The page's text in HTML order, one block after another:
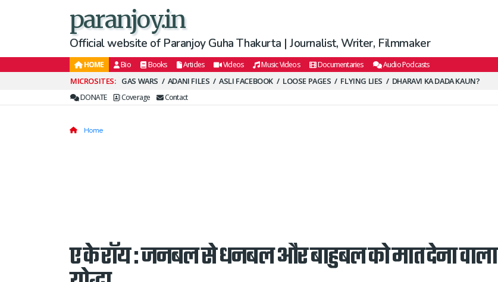
paranjoy.in
Official website of Paranjoy Guha Thakurta | Journalist, Writer, Filmmaker
HOME Bio Books Articles Videos Music Videos Documentaries Audio Podcasts
Secondary
Menu
GAS WARS ADANI FILES ASLI FACEBOOK LOOSE PAGES FLYING LIES DHARAVI KA DADA KAUN?
DONATE Coverage Contact
Home
ए के रॉय : जनबल से धनबल और बाहुबल को मात देना वाला